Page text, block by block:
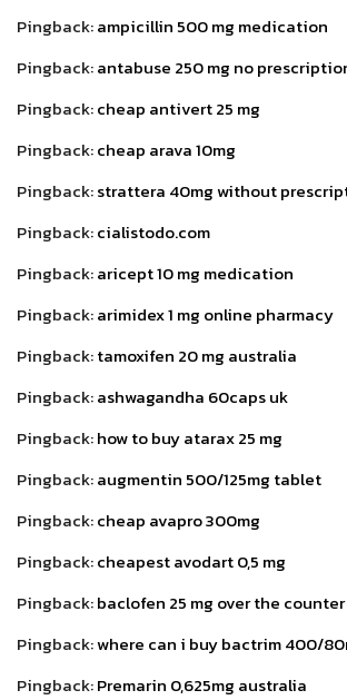
Pingback:ampicillin 500 mg medication
Pingback:antabuse 250 mg no
Pingback:cheap antivert 25 mg
Pingback:cheap arava 10mg
Pingback:strattera 40mg without
Pingback:cialistodo.com
Pingback:aricept 10 mg medication
Pingback:arimidex 1 mg online pharmacy
Pingback:tamoxifen 20 mg australia
Pingback:ashwagandha 60caps uk
Pingback:how to buy atarax 25 mg
Pingback:augmentin 500/125mg tablet
Pingback:cheap avapro 300mg
Pingback:cheapest avodart 0,5 mg
Pingback:baclofen 25 mg over the counter
Pingback:where can i buy bactrim 400/
Pingback:Premarin 0,625mg australia